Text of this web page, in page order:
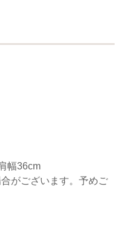
幅36cm
がございます。予めご